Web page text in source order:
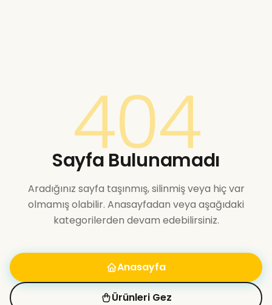
404
Sayfa Bulunamadı
Aradığınız sayfa taşınmış, silinmiş veya hiç var
olmamış olabilir. Anasayfadan veya aşağıdaki
kategorilerden devam edebilirsiniz.
Anasayfa
Ürünleri Gez